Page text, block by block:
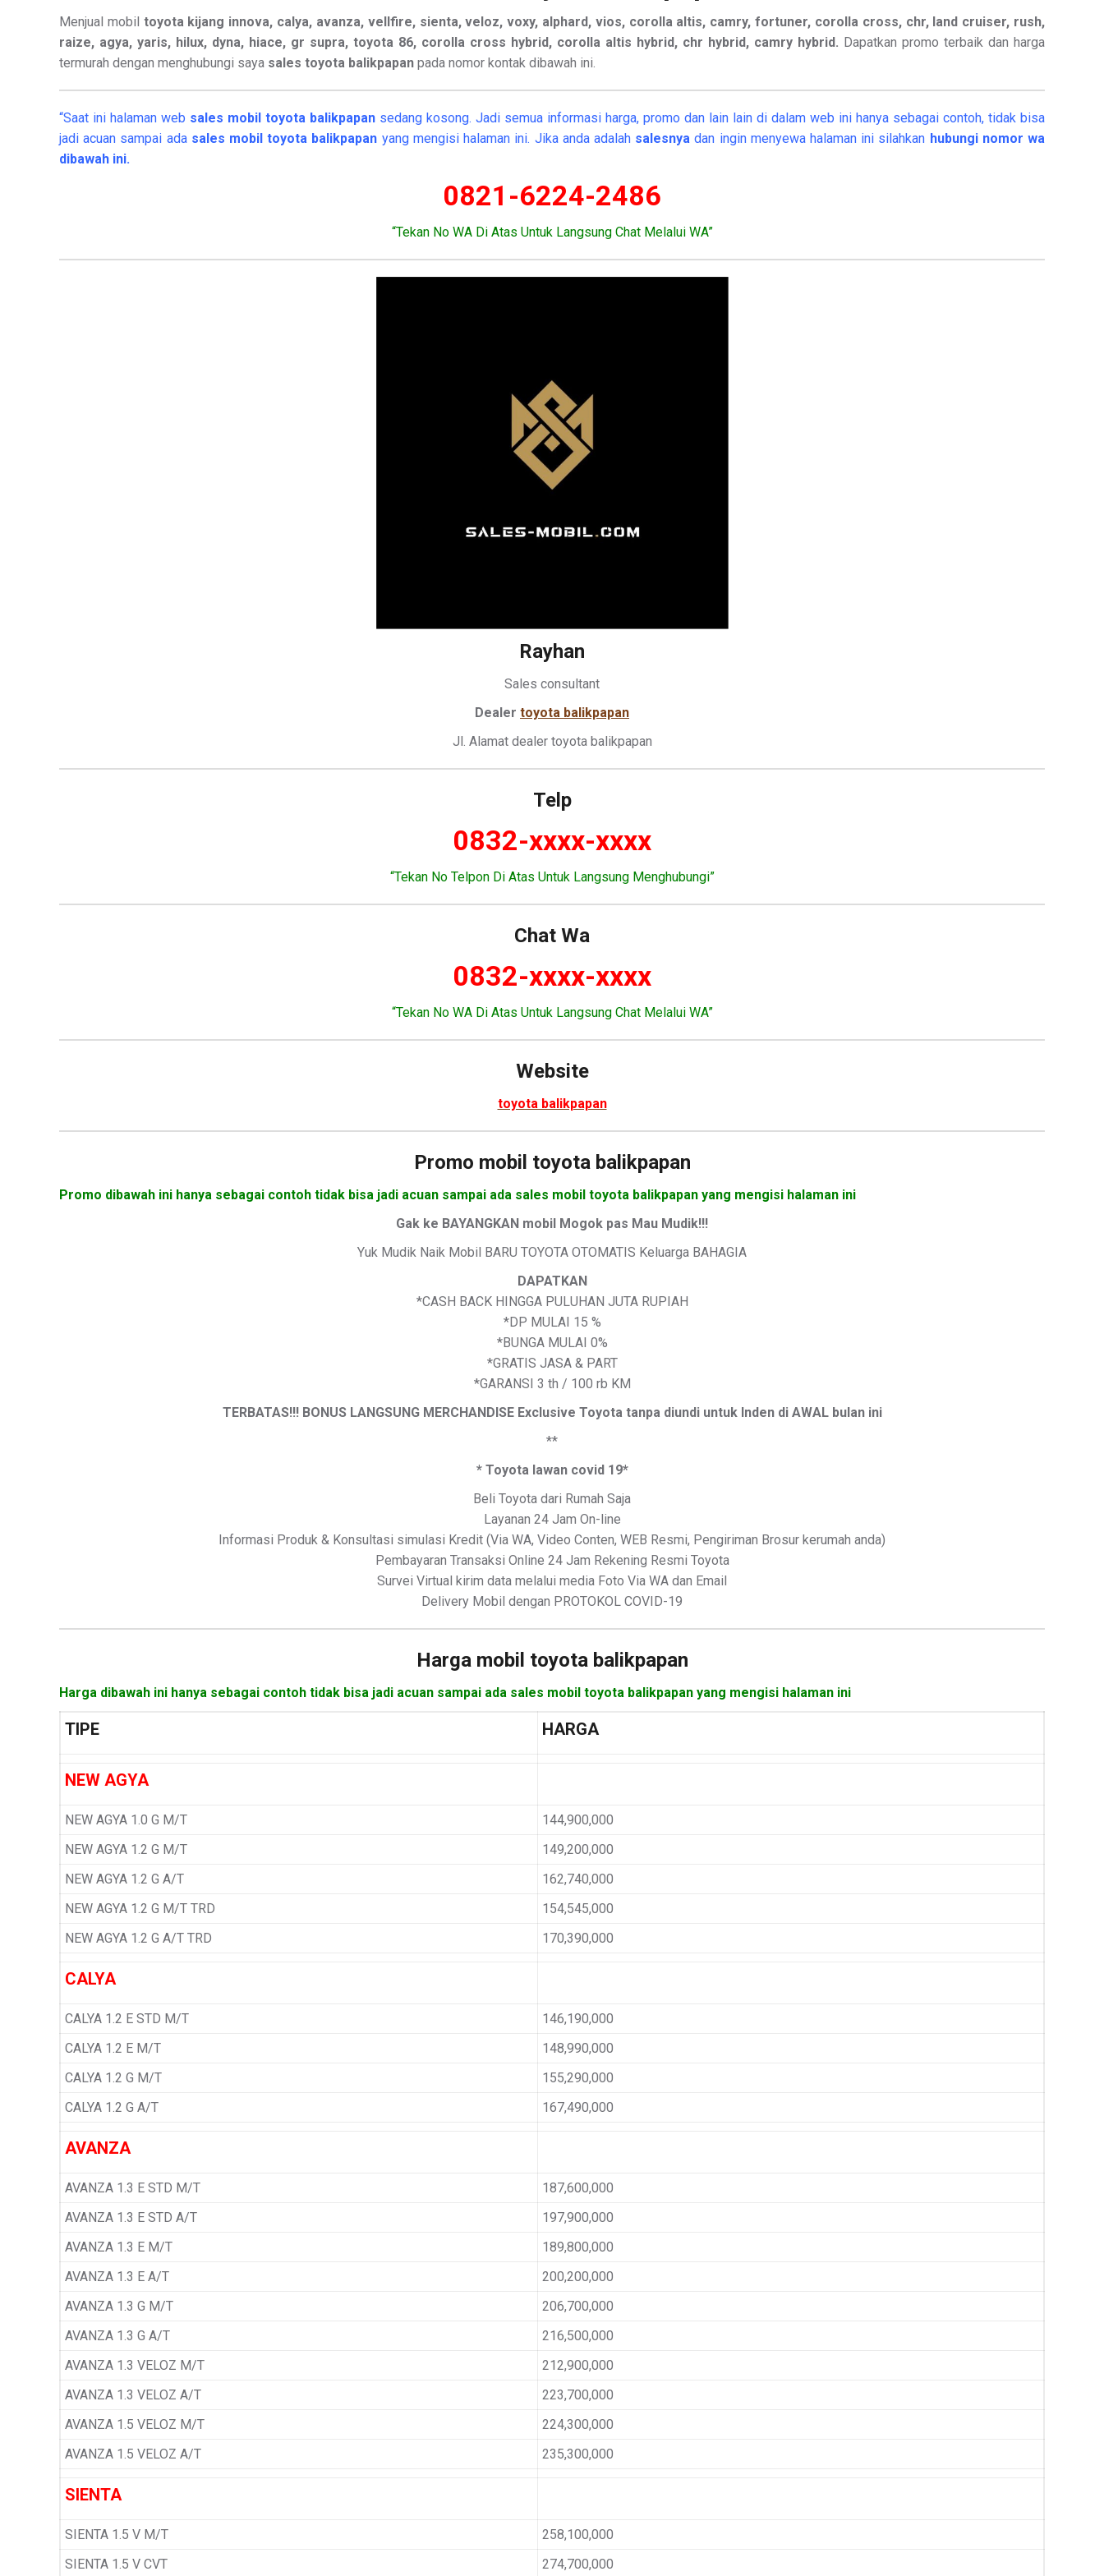
Menjual mobil toyota kijang innova, calya, avanza, vellfire, sienta, veloz, voxy, alphard, vios, corolla altis, camry, fortuner, corolla cross, chr, land cruiser, rush,
raize, agya, yaris, hilux, dyna, hiace, gr supra, toyota 86, corolla cross hybrid, corolla altis hybrid, chr hybrid, camry hybrid. Dapatkan promo terbaik dan harga
termurah dengan menghubungi saya sales toyota balikpapan pada nomor kontak dibawah ini.
“Saat ini halaman web sales mobil toyota balikpapan sedang kosong. Jadi semua informasi harga, promo dan lain lain di dalam web ini hanya sebagai contoh, tidak bisa
jadi acuan sampai ada sales mobil toyota balikpapan yang mengisi halaman ini. Jika anda adalah salesnya dan ingin menyewa halaman ini silahkan hubungi nomor wa
dibawah ini.
0821-6224-2486
“Tekan No WA Di Atas Untuk Langsung Chat Melalui WA”
Rayhan
Sales consultant
Dealer toyota balikpapan
Jl. Alamat dealer toyota balikpapan
Telp
0832-xxxx-xxxx
“Tekan No Telpon Di Atas Untuk Langsung Menghubungi”
Chat Wa
0832-xxxx-xxxx
“Tekan No WA Di Atas Untuk Langsung Chat Melalui WA”
Website
toyota balikpapan
Promo mobil toyota balikpapan
Promo dibawah ini hanya sebagai contoh tidak bisa jadi acuan sampai ada sales mobil toyota balikpapan yang mengisi halaman ini
Gak ke BAYANGKAN mobil Mogok pas Mau Mudik!!!
Yuk Mudik Naik Mobil BARU TOYOTA OTOMATIS Keluarga BAHAGIA
DAPATKAN
*CASH BACK HINGGA PULUHAN JUTA RUPIAH
*DP MULAI 15 %
*BUNGA MULAI 0%
*GRATIS JASA & PART
*GARANSI 3 th / 100 rb KM
TERBATAS!!! BONUS LANGSUNG MERCHANDISE Exclusive Toyota tanpa diundi untuk Inden di AWAL bulan ini
**
* Toyota lawan covid 19*
Beli Toyota dari Rumah Saja
Layanan 24 Jam On-line
Informasi Produk & Konsultasi simulasi Kredit (Via WA, Video Conten, WEB Resmi, Pengiriman Brosur kerumah anda)
Pembayaran Transaksi Online 24 Jam Rekening Resmi Toyota
Survei Virtual kirim data melalui media Foto Via WA dan Email
Delivery Mobil dengan PROTOKOL COVID-19
Harga mobil toyota balikpapan
Harga dibawah ini hanya sebagai contoh tidak bisa jadi acuan sampai ada sales mobil toyota balikpapan yang mengisi halaman ini
TIPE HARGA
NEW AGYA
NEW AGYA 1.0 G M/T
144,900,000
NEW AGYA 1.2 G M/T
149,200,000
NEW AGYA 1.2 G A/T
162,740,000
NEW AGYA 1.2 G M/T TRD
154,545,000
NEW AGYA 1.2 G A/T TRD
170,390,000
CALYA
CALYA 1.2 E STD M/T
146,190,000
CALYA 1.2 E M/T
148,990,000
CALYA 1.2 G M/T
155,290,000
CALYA 1.2 G A/T
167,490,000
AVANZA
AVANZA 1.3 E STD M/T
187,600,000
AVANZA 1.3 E STD A/T
197,900,000
AVANZA 1.3 E M/T
189,800,000
AVANZA 1.3 E A/T
200,200,000
AVANZA 1.3 G M/T
206,700,000
AVANZA 1.3 G A/T
216,500,000
AVANZA 1.3 VELOZ M/T
212,900,000
AVANZA 1.3 VELOZ A/T
223,700,000
AVANZA 1.5 VELOZ M/T
224,300,000
AVANZA 1.5 VELOZ A/T
235,300,000
SIENTA
SIENTA 1.5 V M/T
258,100,000
SIENTA 1.5 V CVT
274,700,000